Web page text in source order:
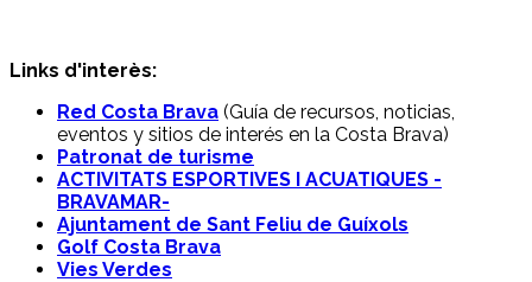
Links d'interès:
Red Costa Brava (Guía de recursos, noticias,
eventos y sitios de interés en la Costa Brava)
Patronat de turisme
ACTIVITATS ESPORTIVES I ACUATIQUES -
BRAVAMAR-
Ajuntament de Sant Feliu de Guíxols
Golf Costa Brava
Vies Verdes